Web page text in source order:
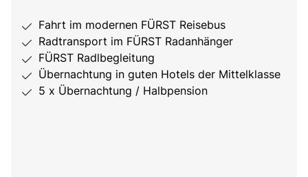
Fahrt im modernen FÜRST Reisebus
Radtransport im FÜRST Radanhänger
FÜRST Radlbegleitung
Übernachtung in guten Hotels der Mittelklasse
5 x Übernachtung / Halbpension